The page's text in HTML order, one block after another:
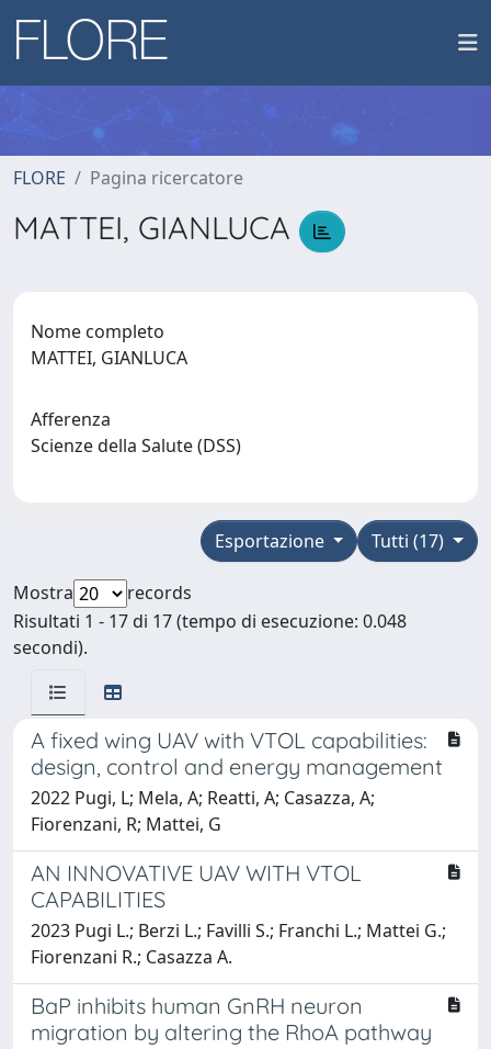
FLORE Pagina ricercatore
MATTEI, GIANLUCA
Nome completo
MATTEI, GIANLUCA
Afferenza
Scienze della Salute (DSS)
Tutti (17)
Esportazione
Mostra
records
Risultati 1 - 17 di 17 (tempo di esecuzione: 0.048
secondi).
A fixed wing UAV with VTOL capabilities:
design, control and energy management
2022 Pugi, L; Mela, A; Reatti, A; Casazza, A;
Fiorenzani, R; Mattei, G
AN INNOVATIVE UAV WITH VTOL
CAPABILITIES
2023 Pugi L.; Berzi L.; Favilli S.; Franchi L.; Mattei G.;
Fiorenzani R.; Casazza A.
BaP inhibits human GnRH neuron
migration by altering the RhoA pathway